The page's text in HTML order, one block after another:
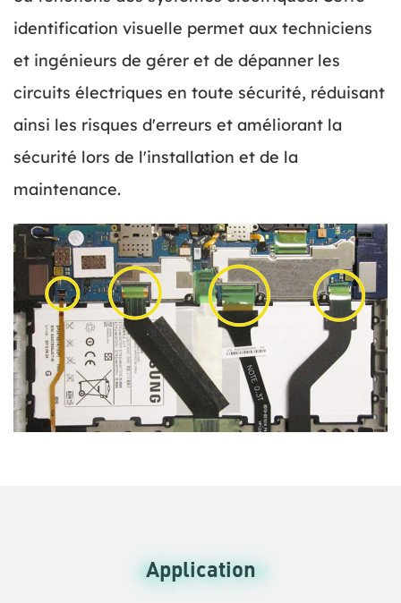
identification visuelle permet aux techniciens
et ingénieurs de gérer et de dépanner les
circuits électriques en toute sécurité, réduisant
ainsi les risques d'erreurs et améliorant la
sécurité lors de l'installation et de la
maintenance.
Application
Application